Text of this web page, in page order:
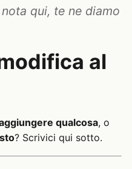
qui, te ne diamo
al
qualcosa, o
? Scrivici qui sotto.